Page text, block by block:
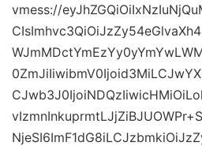
vmess://